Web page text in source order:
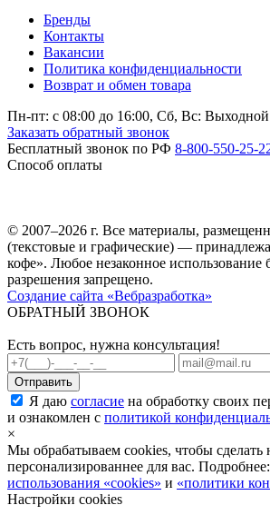
Бренды
Контакты
Вакансии
Политика конфиденциальности
Возврат и обмен товара
Пн-пт: c 08:00 до 16:00, Сб, Вс: Выходной
Заказать обратный звонок
Бесплатный звонок по РФ 8-800-550-25-
Способ оплаты
© 2007–2026 г. Все материалы,
(текстовые и графические) —
кофе». Любое незаконное использование
разрешения запрещено.
Создание сайта «Вебразработка»
ОБРАТНЫЙ ЗВОНОК
Есть вопрос, нужна консультация!
Я даю согласие на обработку своих
и ознакомлен с политикой
×
Мы обрабатываем cookies, чтобы сделать
персонализированнее для вас. Подробнее:
использования «cookies» и «политики
Настройки cookies